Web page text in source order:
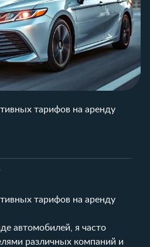
тарифов на аренду
тарифов на аренду
автомобилей, я часто
различных компаний и